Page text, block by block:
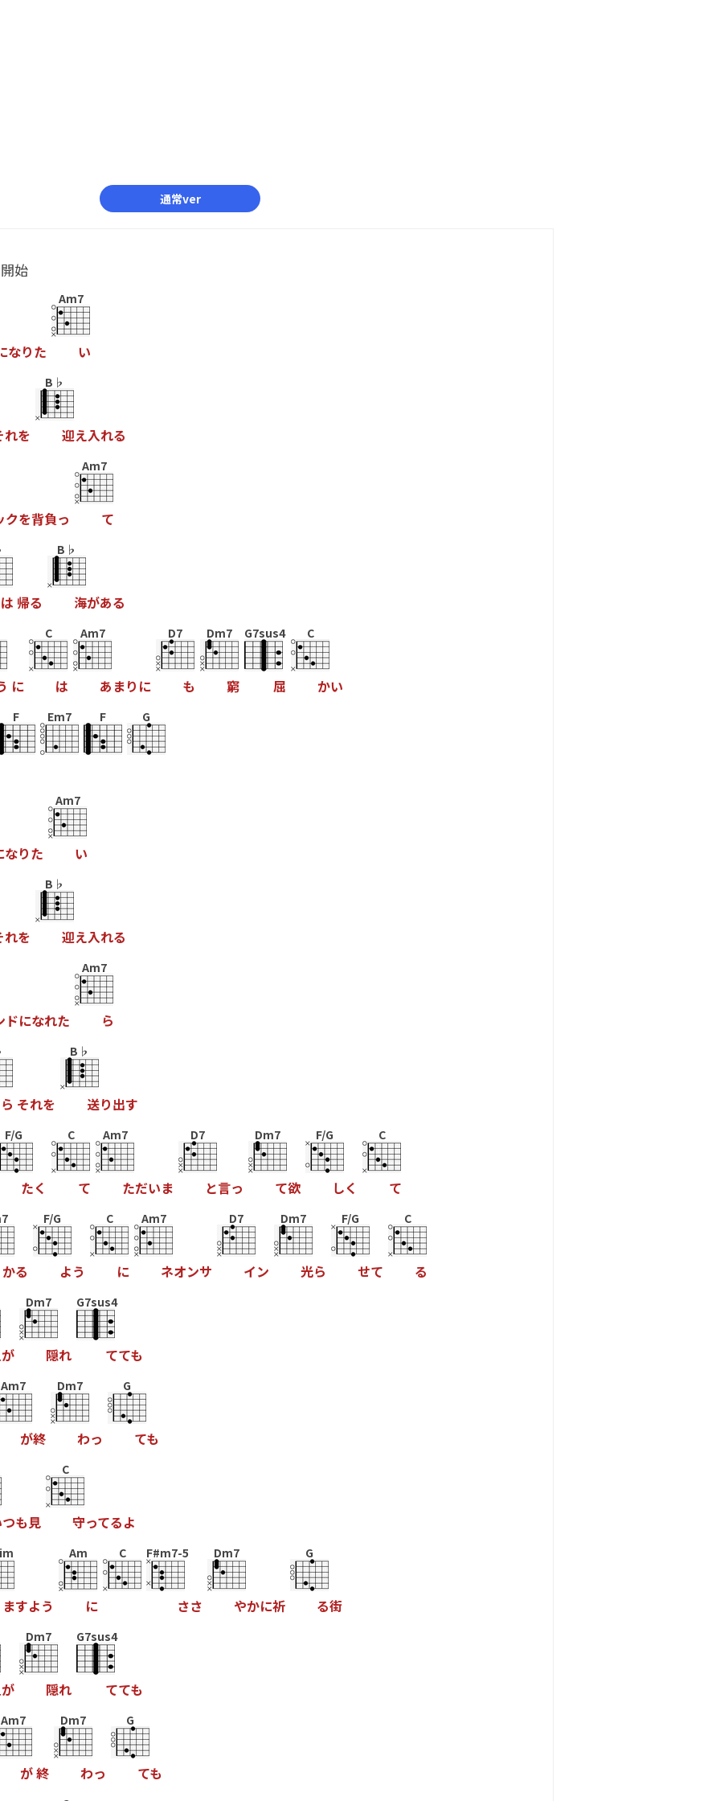
通常ver
始
なりた
Am7
い
れを
B♭
迎え入れる
クを背負っ
Am7
て
は 帰る
B♭
海がある
に
C
は
Am7
あ まり に
D7
も
Dm7
窮
G7sus4
屈
C
かい
F Em7 F G
なりた
Am7
い
れを
B♭
迎え入れる
ドになれた
Am7
ら
ら それを
B♭
送り出す
F/G
たく
C
て
Am7
ただいま
D7
と言っ
Dm7
て欲
F/G
しく
C
て
かる
F/G
よう
C
に
Am7
ネオンサ
D7
イン
Dm7
光ら
F/G
せて
C
る
が
Dm7
隠れ
G7sus4
てても
Am7
が終
Dm7
わっ
G
ても
つも見
C
守ってるよ
ますよう
Am
に
C F#m7-5
ささ
Dm7
やかに祈
G
る街
が
Dm7
隠れ
G7sus4
てても
Am7
が終
Dm7
わっ
G
ても